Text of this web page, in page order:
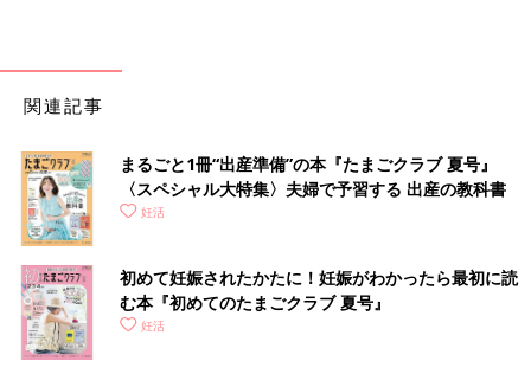
関連記事
まるごと1冊“出産準備”の本『たまごクラブ 夏号』
〈スペシャル大特集〉夫婦で予習する 出産の教科書
妊活
初めて妊娠されたかたに！妊娠がわかったら最初に読
む本『初めてのたまごクラブ 夏号』
妊活